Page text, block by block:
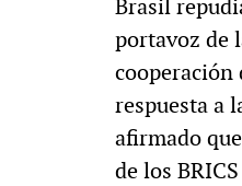
Brasil
portavoz de
cooperación
respuesta a
afirmado
de los